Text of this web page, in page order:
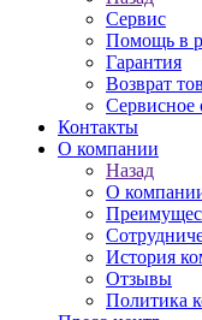
Сервис
Помощь в
Гарантия
Возврат
Сервисное
Контакты
О компании
Назад
О
История
Отзывы
Политика